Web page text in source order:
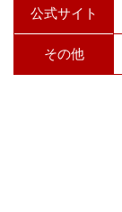
公式サイト
その他